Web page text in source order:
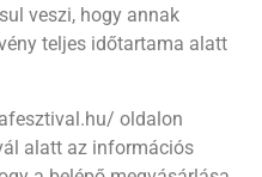
veszi, hogy annak
teljes időtartama alatt
oldalon
alatt az információs